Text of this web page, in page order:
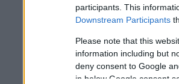
participants. This
Downstream Participants
Please note that this
information including but
deny consent to Google
in below Google consent